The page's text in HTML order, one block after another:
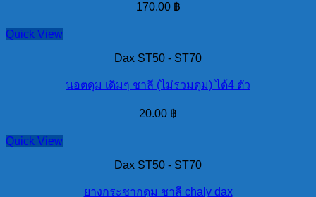
170.00 ฿
Quick View
Dax ST50 - ST70
นอตดุม เดิมๆ ชาลี (ไม่รวมดุม) ได้4 ตัว
20.00 ฿
Quick View
Dax ST50 - ST70
ยางกระชากดุม ชาลี chaly dax